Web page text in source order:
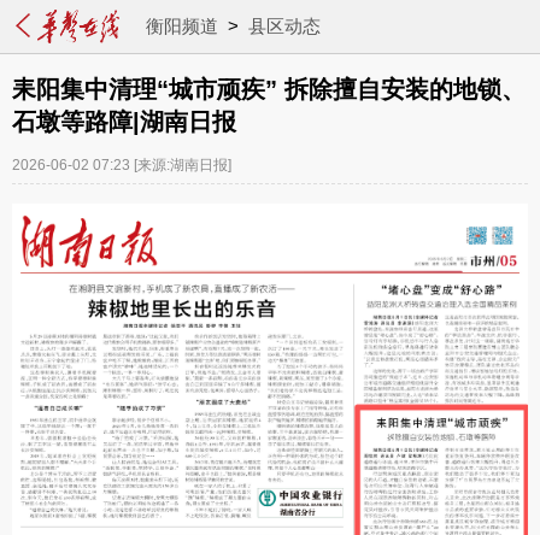
衡阳频道 > 县区动态
耒阳集中清理“城市顽疾” 拆除擅自安装的地锁、
石墩等路障|湖南日报
2026-06-02 07:23 [来源:湖南日报]